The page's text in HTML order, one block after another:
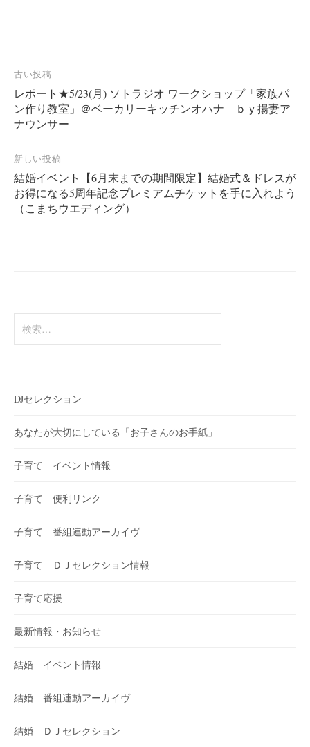
投
稿
ナ
ゲ
ー
シ
古い投稿
レポート★5/23(月) ソトラジオ ワークショップ「家族パ
ン作り教室」＠ベーカリーキッチンオハナ ｂｙ揚妻ア
ナウンサー
新しい投稿
結婚イベント【6月末までの期間限定】結婚式＆ドレスが
お得になる5周年記念プレミアムチケットを手に入れよう
（こまちウエディング）
索:
DJセレクション
あなたが大切にしている「お子さんのお手紙」
子育て イベント情報
子育て 便利リンク
子育て 番組連動アーカイヴ
子育て ＤＪセレクション情報
子育て応援
最新情報・お知らせ
結婚 イベント情報
結婚 番組連動アーカイヴ
結婚 ＤＪセレクション